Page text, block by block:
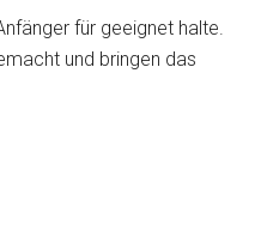
für geeignet halte.
und bringen das